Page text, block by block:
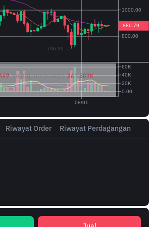
Riwayat Order Riwayat Perdagangan
Vol({{quoteAsset}}) 261.589K